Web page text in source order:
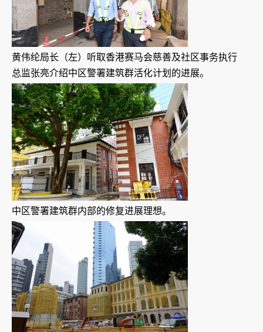
黄伟纶局长（左）听取香港赛马会慈善及社区事务执行
总监张亮介绍中区警署建筑群活化计划的进展。
中区警署建筑群内部的修复进展理想。